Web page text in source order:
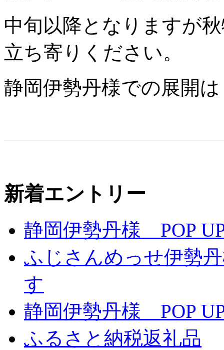
中旬以降となりますが
立ち寄りください。
静岡伊勢丹様での展開
新着エントリー
静岡伊勢丹様 POP
ふじさんめっせ伊勢
す
静岡伊勢丹様 POP
ふるさと納税返礼品